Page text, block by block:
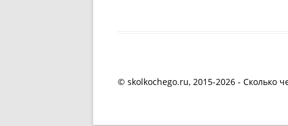
© skolkochego.ru, 2015-2026 - Сколько